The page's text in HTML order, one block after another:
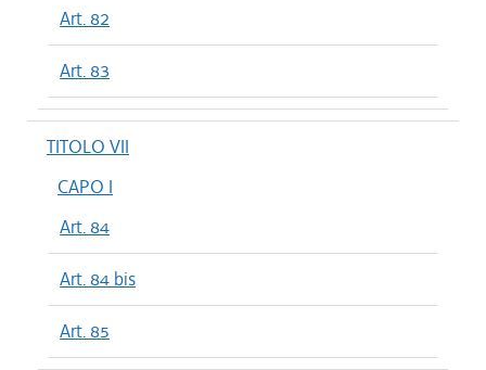
Art. 82
Art. 83
TITOLO VII
CAPO I
Art. 84
Art. 84 bis
Art. 85